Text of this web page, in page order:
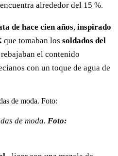
alrededor del 15 %.
de hace cien años, inspirado
que tomaban los soldados del
el contenido
con un toque de agua de
de moda. Foto: